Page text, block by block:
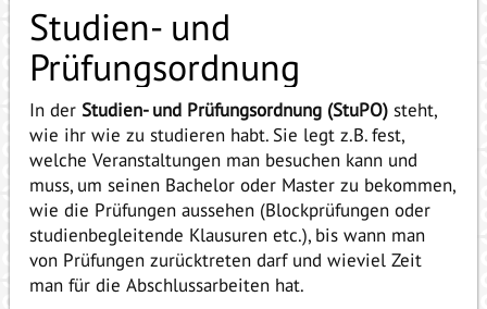
Studien- und
Prüfungsordnung
In der Studien- und Prüfungsordnung (StuPO) steht,
wie ihr wie zu studieren habt. Sie legt z.B. fest,
welche Veranstaltungen man besuchen kann und
muss, um seinen Bachelor oder Master zu bekommen,
wie die Prüfungen aussehen (Blockprüfungen oder
studienbegleitende Klausuren etc.), bis wann man
von Prüfungen zurücktreten darf und wieviel Zeit
man für die Abschlussarbeiten hat.